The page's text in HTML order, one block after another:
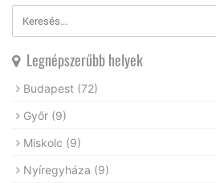
Legnépszerűbb helyek
Budapest (72)
Győr (9)
Miskolc (9)
Nyíregyháza (9)